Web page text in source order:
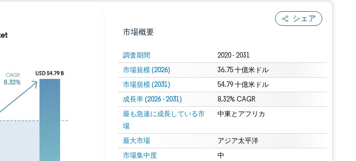
シェア
市場概要
調査期間 2020 - 2031
市場規模 (2026) 36.75 十億米ドル
市場規模 (2031) 54.79 十億米ドル
成長率 (2026 - 2031) 8.32% CAGR
最も急速に成長している市
場
中東とアフリカ
最大市場 アジア太平洋
市場集中度 中
画像 © Mordor Intelligence。再利用にはCC BY 4.0の表示が必要です。